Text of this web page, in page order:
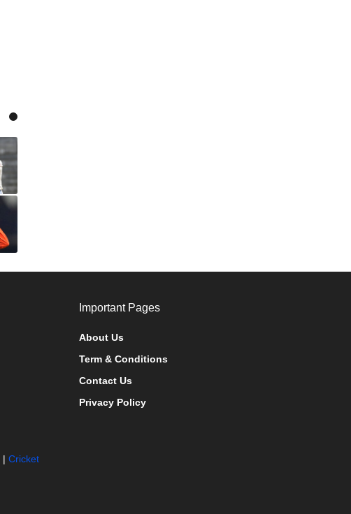
|Cricket
Important Pages
About Us
Term & Conditions
Contact Us
Privacy Policy